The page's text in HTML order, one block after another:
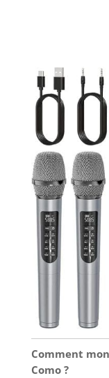
Comment
Como ?